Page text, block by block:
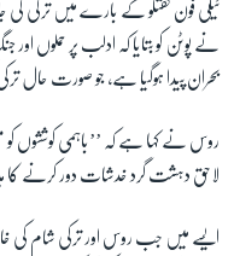
FOLLOW US
زبان
ٹیلی فون گفتگو کے بارے میں ترکی
نے پوٹن کو بتایا کہ ادلب پر حملوں
بحران پیدا ہوگیا ہے، جو صورت حال
روس نے کہا ہے کہ ’’باہمی کوششوں کو
لاحق دہشت گرد خدشات دور کرنے کا
ایسے میں جب روس اور ترکی شام کی